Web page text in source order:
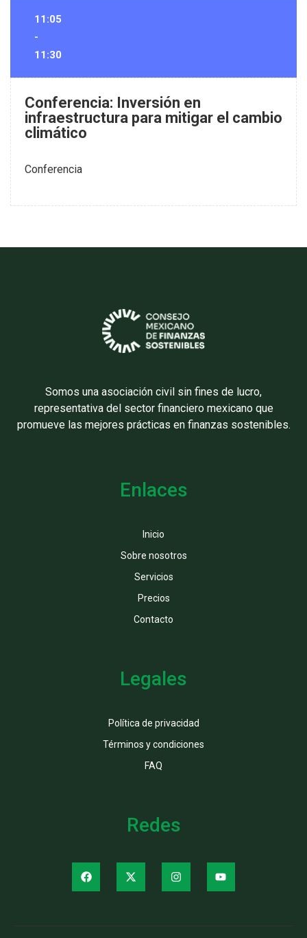
11:05
-
11:30
Conferencia: Inversión en
infraestructura para mitigar el cambio
climático
Conferencia
Somos una asociación civil sin fines de lucro,
representativa del sector financiero mexicano que
promueve las mejores prácticas en finanzas sostenibles.
Enlaces
Inicio
Sobre nosotros
Servicios
Precios
Contacto
Legales
Política de privacidad
Términos y condiciones
FAQ
Redes